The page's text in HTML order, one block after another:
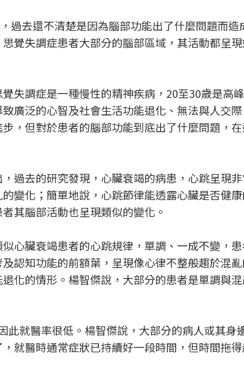
去還不清楚是因為腦部功能出了什麼問題而造
覺失調症患者大部分的腦部區域，其活動都呈
失調症是一種慢性的精神疾病，20至30歲是高峰
廣泛的心智及社會生活功能退化、無法與人交際
，但對於患者的腦部功能到底出了什麼問題，
過去的研究發現，心臟衰竭的病患，心跳呈現
變化；簡單地說，心跳節律能透露心臟是否健
其腦部活動也呈現類似的變化。
心臟衰竭患者的心跳規律，單調、一成不變，
認知功能的前額葉，呈現像心律不整般趨於混
化的情形。楊智傑說，大部分的患者是單調與
就醫率很低。楊智傑說，大部分的病人或其身
就醫時通常症狀已持續好一段時間，但時間拖